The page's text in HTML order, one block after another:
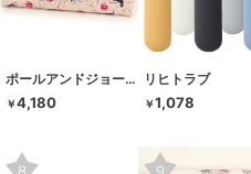
ポールアンドジョー ラ･パペトリー
￥4,180
リヒトラブ
￥1,078